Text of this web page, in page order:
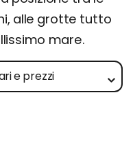
alle grotte tutto
mare.
e prezzi